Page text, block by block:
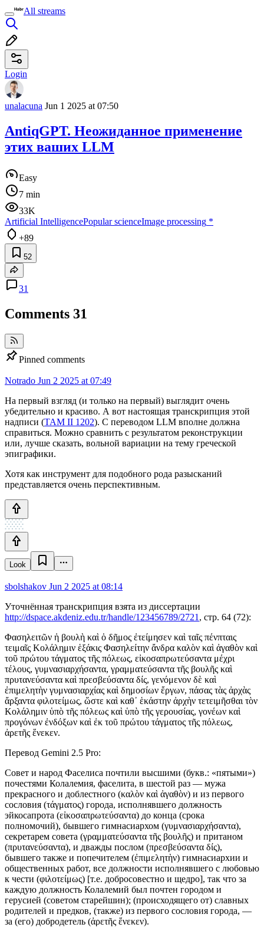
All streams
Login
unalacuna Jun 1 2025 at 07:50
AntiqGPT. Неожиданное применение
этих ваших LLM
Easy
7 min
33K
Artificial IntelligencePopular scienceImage processing *
+89
52
31
Comments 31
Pinned comments
Notrado Jun 2 2025 at 07:49
На первый взгляд (и только на первый) выглядит очень
убедительно и красиво. А вот настоящая транскрипция этой
надписи (TAM II 1202). С переводом LLM вполне должна
справиться. Можно сравнить с результатом реконструкции
или, лучше сказать, вольной вариации на тему греческой
эпиграфики.
Хотя как инструмент для подобного рода разысканий
представляется очень перспективным.
Look
sbolshakov Jun 2 2025 at 08:14
Уточнённая транскрипция взята из диссертации
http://dspace.akdeniz.edu.tr/handle/123456789/2721 , стр. 64 (72):
Φασηλειτῶν ἡ βουλὴ καὶ ὁ δῆμος ἐτείμησεν καὶ ταῖς πένπταις
τειμαῖς Κολάλημιν ἑξάκις Φασηλείτην ἄνδρα καλὸν καὶ ἀγαθὸν καὶ
τοῦ πρώτου τάγματος τῆς πόλεως, εἰκοσαπρωτεύσαντα μέχρι
τέλους, γυμνασιαρχήσαντα, γραμματεύσαντα τῆς βουλῆς καὶ
πρυτανεύσαντα καὶ πρεσβεύσαντα δίς, γενόμενον δὲ καὶ
ἐπιμελητὴν γυμνασιαρχίας καὶ δημοσίων ἔργων, πάσας τὰς ἀρχὰς
ἄρξαντα φιλοτείμως, ὥστε καὶ καθ᾽ ἑκάστην ἀρχὴν τετειμῆσθαι τὸν
Κολάλημιν ὑπὸ τῆς πόλεως καὶ ὑπὸ τῆς γερουσίας, γονέων καὶ
προγόνων ἐνδόξων καὶ ἐκ τοῦ πρώτου τάγματος τῆς πόλεως,
ἀρετῆς ἕνεκεν.
Перевод Gemini 2.5 Pro:
Совет и народ Фаселиса почтили высшими (букв.: «пятыми»)
почестями Колалемия, фаселита, в шестой раз — мужа
прекрасного и доблестного (καλὸν καὶ ἀγαθὸν) и из первого
сословия (τάγματος) города, исполнявшего должность
эйкосапрота (εἰκοσαπρωτεύσαντα) до конца (срока
полномочий), бывшего гимнасиархом (γυμνασιαρχήσαντα),
секретарем совета (γραμματεύσαντα τῆς βουλῆς) и пританом
(πρυτανεύσαντα), и дважды послом (πρεσβεύσαντα δίς),
бывшего также и попечителем (ἐπιμελητὴν) гимнасиархии и
общественных работ, все должности исполнявшего с любовью
к чести (φιλοτείμως) [т.е. добросовестно и щедро], так что за
каждую должность Колалемий был почтен городом и
герусией (советом старейшин); (происходящего от) славных
родителей и предков, (также) из первого сословия города, —
за (его) добродетель (ἀρετῆς ἕνεκεν).